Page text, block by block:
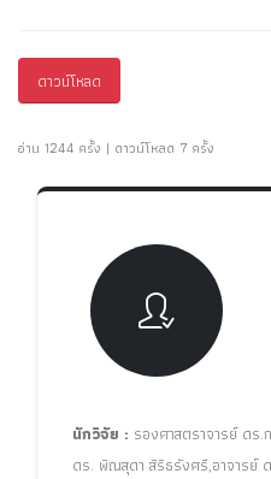
ดาวน์โหลด
อ่าน 1244 ครั้ง | ดาวน์โหลด 7 ครั้ง
นักวิจัย : รองศาสตราจารย์ ดร.
ดร. พิณสุดา สิริธรังศรี,อาจารย์